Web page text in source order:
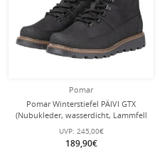
Pomar
Pomar Winterstiefel PÄIVI GTX
(Nubukleder, wasserdicht, Lammfell
gefüttert) schwarz Damen
UVP: 245,00€
189,90€